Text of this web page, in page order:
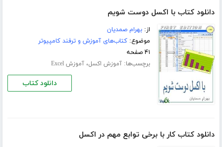
دانلود کتاب با اکسل دوست شویم
از:بهرام صمدیان
موضوع:کتاب‌های آموزش و ترفند کامپیوتر
۴۱ صفحه
برچسب‌ها:آموزش اکسل،آموزش Excel
دانلود کتاب
دانلود کتاب کار با برخی توابع مهم در اکسل